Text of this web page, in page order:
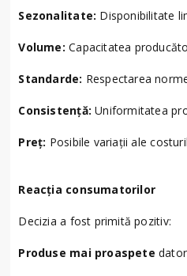
Sezonalitate: Disponibilitate
Volume: Capacitatea
Standarde: Respectarea
Consistență: Uniformitatea
Preț: Posibile variații ale
Reacția consumatorilor
Decizia a fost primită pozitiv:
Produse mai proaspete